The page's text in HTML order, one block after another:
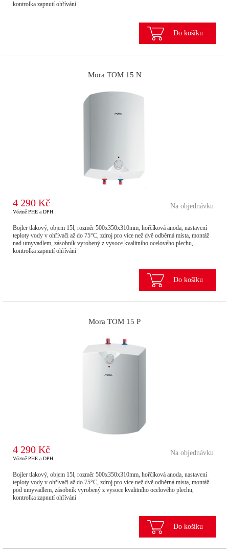
kontrolka zapnutí ohřívání
Do košíku
Mora TOM 15 N
4 290 Kč
Včetně PHE a DPH
Na objednávku
Bojler tlakový, objem 15l, rozměr 500x350x310mm, hořčíková anoda, nastavení
teploty vody v ohřívači až do 75°C, zdroj pro více než dvě odběrná místa, montáž
nad umyvadlem, zásobník vyrobený z vysoce kvalitního ocelového plechu,
kontrolka zapnutí ohřívání
Do košíku
Mora TOM 15 P
4 290 Kč
Včetně PHE a DPH
Na objednávku
Bojler tlakový, objem 15l, rozměr 500x350x310mm, hořčíková anoda, nastavení
teploty vody v ohřívači až do 75°C, zdroj pro více než dvě odběrná místa, montáž
pod umyvadlem, zásobník vyrobený z vysoce kvalitního ocelového plechu,
kontrolka zapnutí ohřívání
Do košíku